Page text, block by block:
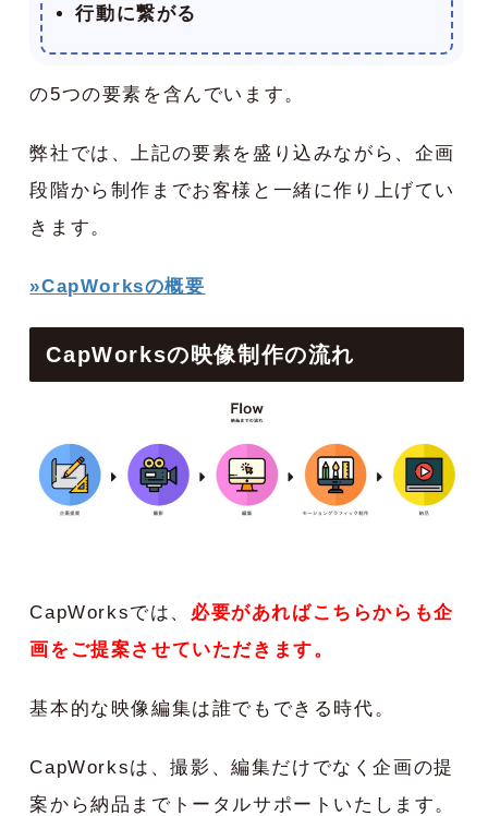
行動に繋がる
の5つの要素を含んでいます。
弊社では、上記の要素を盛り込みながら、企画
段階から制作までお客様と一緒に作り上げてい
きます。
»CapWorksの概要
CapWorksの映像制作の流れ
CapWorksでは、 必要があればこちらからも企
画をご提案させていただきます。
基本的な映像編集は誰でもできる時代。
CapWorksは、撮影、編集だけでなく企画の提
案から納品までトータルサポートいたします。